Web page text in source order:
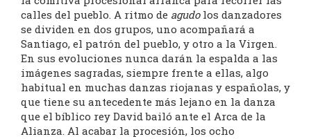
calles del pueblo. A ritmo de agudolos danzadores
se dividen en dos grupos, uno acompañará a
Santiago, el patrón del pueblo, y otro a la Virgen.
En sus evoluciones nunca darán la espalda a las
imágenes sagradas, siempre frente a ellas, algo
habitual en muchas danzas riojanas y españolas, y
que tiene su antecedente más lejano en la danza
que el bíblico rey David bailó ante el Arca de la
Alianza. Al acabar la procesión, los ocho